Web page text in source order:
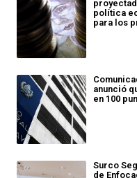
política
para los
anunció
en 100
Surco
de